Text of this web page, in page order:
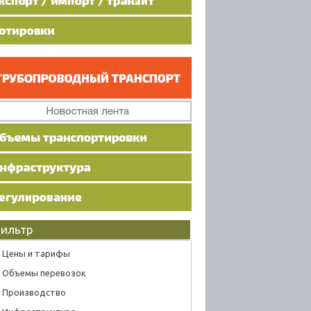
Цены и тарифы
Объемы перевозок
Производство